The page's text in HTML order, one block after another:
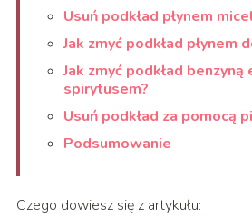
Usuń podkład płynem
Jak zmyć podkład płynem
Jak zmyć podkład
spirytusem?
Usuń podkład za pomocą
Podsumowanie
Czego dowiesz się z artykułu: